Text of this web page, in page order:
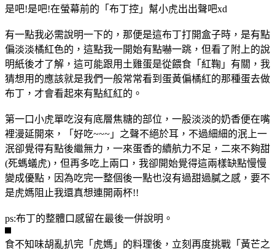
是吧!是吧!在螢幕前的「布丁控」幫小虎出出聲吧xd
有一點我必需說明一下的，那便是這布丁打開盒子時，是有點
偏淡淡橘紅色的，這點我一開始有點嚇一跳，但看了附上的說
明紙後才了解，這可能跟用土雞蛋是從餵食「紅鞠」有關，我
猜想用的應該就是我們一般常常看到蛋黃偏橘紅的那種蛋去做
布丁，才會看起來有點紅紅的。
第一口小虎單吃沒有底層焦糖的部位，一股淡淡的奶香便在嘴
裡漫延開來，「好吃~~~」之聲不絕於耳，不過細細的泯上一
泯卻覺得有點後繼無力，一來蛋香的續航力不足，二來不夠甜
(死螞蟻虎)，但再多吃上兩口，我卻開始覺得這兩樣缺點慢慢
變成優點，因為吃完一整個後一點也沒有過甜過膩之感，要不
是虎媽阻止我還真想連開兩杯!!
ps:布丁的整體口感留在最後一併說明。
食不知味胡亂扒完「虎媽」的料理後，立刻再度挑戰「黃芒之